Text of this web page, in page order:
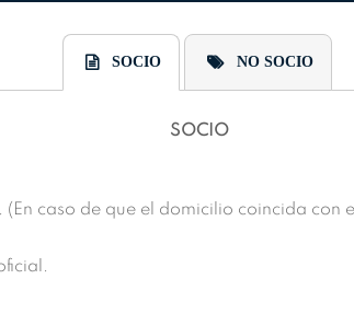
SOCIO NO SOCIO
SOCIO
caso de que el domicilio coincida con